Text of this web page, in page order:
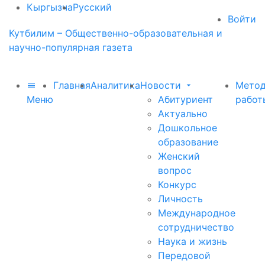
КыргызчаРусский
Войти
Кутбилим – Общественно-образовательная и
научно-популярная газета
Меню
ГлавнаяАналитикаНовости
Абитуриент
Актуально
Дошкольное
образование
Женский
вопрос
Конкурс
Личность
Международное
сотрудничество
Наука и жизнь
Передовой